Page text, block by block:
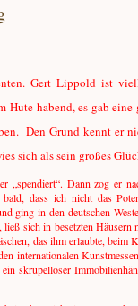
Gert Lippold ist
habend, es gab eine
Den Grund kennt er
sich als sein großes
„spendiert“. Dann zog er
dass ich nicht das
ging in den deutschen
sich in besetzten Häusern
das ihm erlaubte, beim
internationalen
skrupelloser